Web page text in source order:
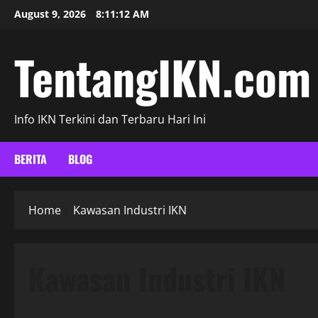
SkipAugust 9, 2026 8:11:13 AM
TentangIKN.com
Info IKN Terkini dan Terbaru Hari Ini
BERITA BLOG
Home Kawasan Industri IKN